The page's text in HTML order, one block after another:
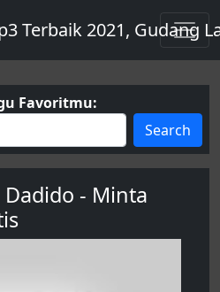
Favoritmu:
Search
- Minta